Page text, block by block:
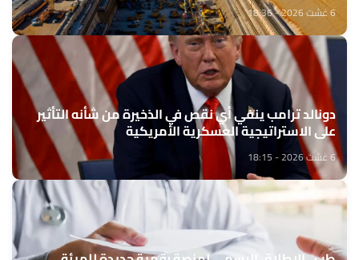
6 غشت 2026 - 18:36
دونالد ترامب ينفي أي نقص في الذخيرة من شأنه التأثير
على الاستراتيجية العسكرية الأمريكية
6 غشت 2026 - 18:15